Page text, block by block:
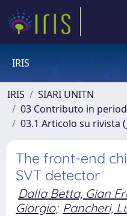
IRIS
IRIS
SIARI UNITN
03 Contributo in
03.1 Articolo su rivista
The front-end
SVT detector
Dalla Betta, Gian
Giorgio; Pancheri,